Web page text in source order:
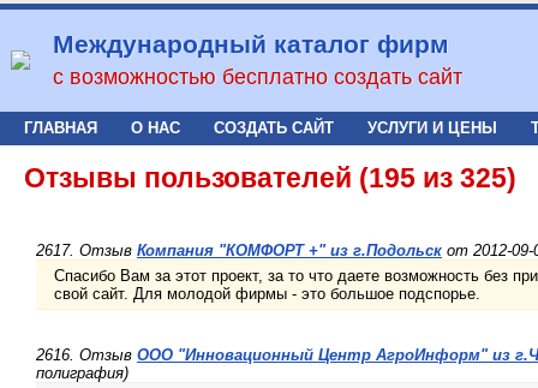
Международный каталог фирм
с возможностью бесплатно создать сайт
ГЛАВНАЯ О НАС СОЗДАТЬ САЙТ УСЛУГИ И ЦЕНЫ
Отзывы пользователей (195 из 325)
2617. Отзыв Компания "КОМФОРТ +" из г.Подольск от 2012-
Спасибо Вам за этот проект, за то что даете возможность без
свой сайт. Для молодой фирмы - это большое подспорье.
2616. Отзыв ООО "Инновационный Центр АгроИнформ" из
полиграфия)